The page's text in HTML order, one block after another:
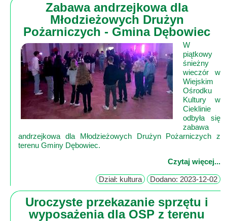
drona
Przepisy
Dodaj
przepis
Wioska
Dom
Ogłoszenia
nas
Regulamin
Zabawa andrzejkowa dla
Młodzieżowych Drużyn
Pożarniczych - Gmina Dębowiec
W
piątkowy
śnieżny
wieczór w
Wiejskim
Ośrodku
Kultury w
Cieklinie
odbyła się
zabawa
andrzejkowa dla Młodzieżowych Drużyn Pożarniczych z
terenu Gminy Dębowiec.
Czytaj więcej...
Dział: kultura Dodano: 2023-12-02
Uroczyste przekazanie sprzętu i
wyposażenia dla OSP z terenu